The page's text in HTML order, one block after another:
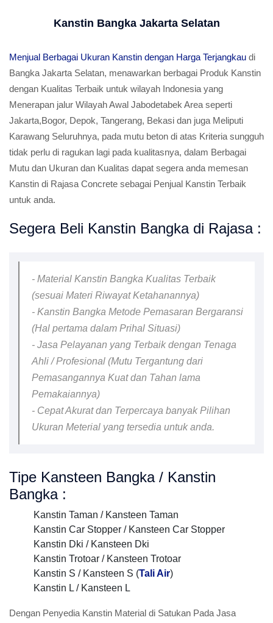
Kanstin Bangka Jakarta Selatan
Menjual Berbagai Ukuran Kanstin dengan Harga Terjangkau di
Bangka Jakarta Selatan, menawarkan berbagai Produk Kanstin
dengan Kualitas Terbaik untuk wilayah Indonesia yang
Menerapan jalur Wilayah Awal Jabodetabek Area seperti
Jakarta,Bogor, Depok, Tangerang, Bekasi dan juga Meliputi
Karawang Seluruhnya, pada mutu beton di atas Kriteria sungguh
tidak perlu di ragukan lagi pada kualitasnya, dalam Berbagai
Mutu dan Ukuran dan Kualitas dapat segera anda memesan
Kanstin di Rajasa Concrete sebagai Penjual Kanstin Terbaik
untuk anda.
Segera Beli Kanstin Bangka di Rajasa :
- Material Kanstin Bangka Kualitas Terbaik
(sesuai Materi Riwayat Ketahanannya)
- Kanstin Bangka Metode Pemasaran Bergaransi
(Hal pertama dalam Prihal Situasi)
- Jasa Pelayanan yang Terbaik dengan Tenaga
Ahli / Profesional (Mutu Tergantung dari
Pemasangannya Kuat dan Tahan lama
Pemakaiannya)
- Cepat Akurat dan Terpercaya banyak Pilihan
Ukuran Meterial yang tersedia untuk anda.
Tipe Kansteen Bangka / Kanstin
Bangka :
Kanstin Taman / Kansteen Taman
Kanstin Car Stopper / Kansteen Car Stopper
Kanstin Dki / Kansteen Dki
Kanstin Trotoar / Kansteen Trotoar
Kanstin S / Kansteen S (Tali Air)
Kanstin L / Kansteen L
Dengan Penyedia Kanstin Material di Satukan Pada Jasa